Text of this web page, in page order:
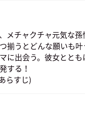
メチャクチャ元気な孫
揃うとどんな願いも
に出会う。彼女とと
する！
らすじ)